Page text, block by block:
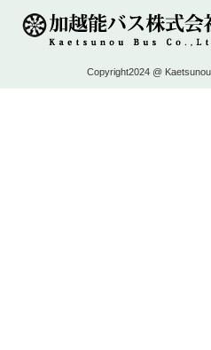
Copyright2024 @